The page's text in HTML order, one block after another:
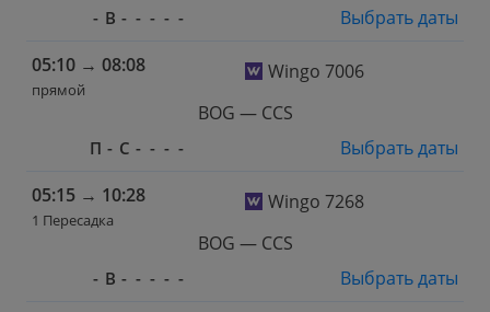
- В - - - - -
Выбрать даты
05:10 → 08:08
прямой
Wingo 7006
BOG — CCS
П - С - - - -
Выбрать даты
05:15 → 10:28
1 Пересадка
Wingo 7268
BOG — CCS
- В - - - - -
Выбрать даты